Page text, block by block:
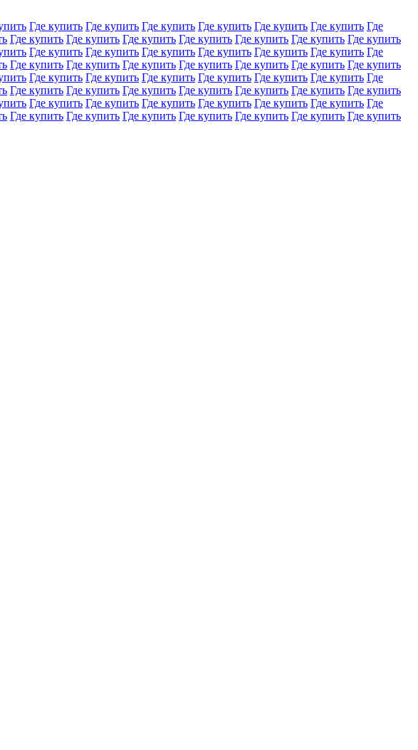
Где купить Где купить Где купить Где купить Где купить Где купить Где
Где купить Где купить Где купить Где купить Где купить Где купить Где купить
Где купить Где купить Где купить Где купить Где купить Где купить Где
Где купить Где купить Где купить Где купить Где купить Где купить Где купить
Где купить Где купить Где купить Где купить Где купить Где купить Где
Где купить Где купить Где купить Где купить Где купить Где купить Где купить
Где купить Где купить Где купить Где купить Где купить Где купить Где
Где купить Где купить Где купить Где купить Где купить Где купить Где купить